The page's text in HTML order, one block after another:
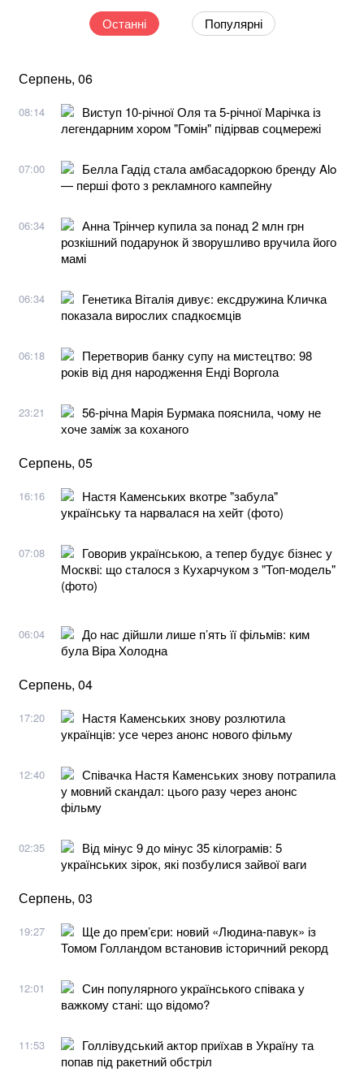
Останні Популярні
Серпень, 06
08:14
Виступ 10-річної Оля та 5-річної Марічка із
легендарним хором "Гомін" підірвав соцмережі
07:00
Белла Гадід стала амбасадоркою бренду Alo
— перші фото з рекламного кампейну
06:34
Анна Трінчер купила за понад 2 млн грн
розкішний подарунок й зворушливо вручила його
мамі
06:34
Генетика Віталія дивує: ексдружина Кличка
показала вирослих спадкоємців
06:18
Перетворив банку супу на мистецтво: 98
років від дня народження Енді Воргола
23:21
56-річна Марія Бурмака пояснила, чому не
хоче заміж за коханого
Серпень, 05
16:16
Настя Каменських вкотре "забула"
українську та нарвалася на хейт (фото)
07:08
Говорив українською, а тепер будує бізнес у
Москві: що сталося з Кухарчуком з "Топ-модель"
(фото)
06:04
До нас дійшли лише п’ять її фільмів: ким
була Віра Холодна
Серпень, 04
17:20
Настя Каменських знову розлютила
українців: усе через анонс нового фільму
12:40
Співачка Настя Каменських знову потрапила
у мовний скандал: цього разу через анонс
фільму
02:35
Від мінус 9 до мінус 35 кілограмів: 5
українських зірок, які позбулися зайвої ваги
Серпень, 03
19:27
Ще до прем’єри: новий «Людина-павук» із
Томом Голландом встановив історичний рекорд
12:01
Син популярного українського співака у
важкому стані: що відомо?
11:53
Голлівудський актор приїхав в Україну та
попав під ракетний обстріл